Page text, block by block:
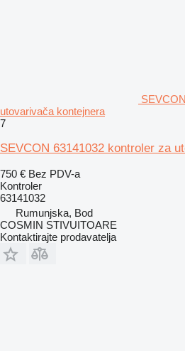
utovarivača kontejnera
7
SEVCON 63141032 kontroler za
750 € Bez PDV-a
Kontroler
63141032
Rumunjska, Bod
COSMIN STIVUITOARE
Kontaktirajte prodavatelja